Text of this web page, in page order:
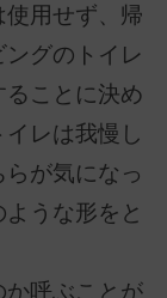
用せず、帰
グのトイレ
ことに決め
レは我慢し
が気になっ
うな形をと
呼ぶことが